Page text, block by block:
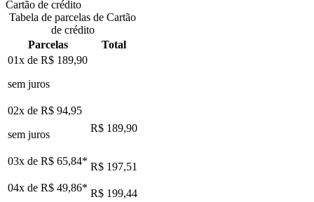
Cartão de crédito
Tabela de parcelas de Cartão
de crédito
Parcelas
Total
01x de R$ 189,90
sem juros
02x de R$ 94,95
sem juros
R$ 189,90
03x de R$ 65,84* R$ 197,51
04x de R$ 49,86* R$ 199,44